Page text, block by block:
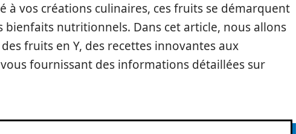
à vos créations culinaires, ces fruits se démarquent
nutritionnels. Dans cet article, nous allons
fruits en Y, des recettes innovantes aux
fournissant des informations détaillées sur